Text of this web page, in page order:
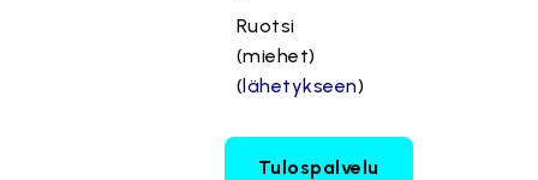
Ruotsi
(miehet)
(lähetykseen)
Tulospalvelu